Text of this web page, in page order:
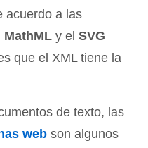
acuerdo a las
MathML y el SVG
que el XML tiene la
de texto, las
web son algunos